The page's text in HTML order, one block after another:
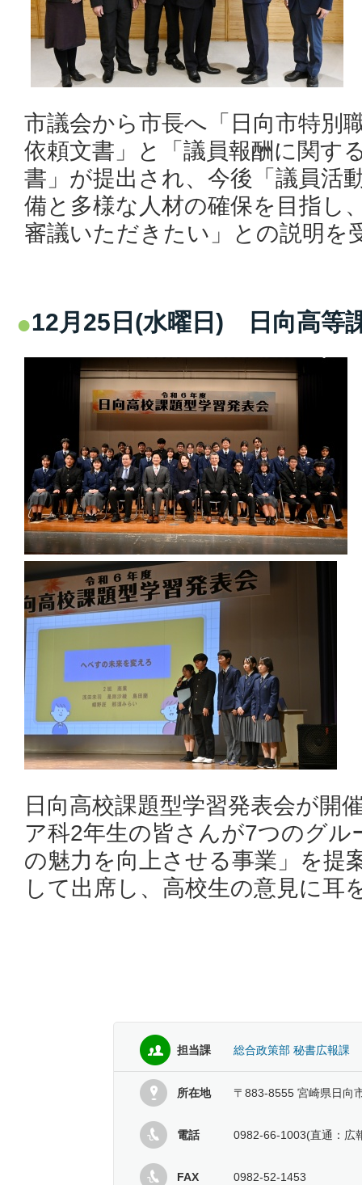
市議会から市長へ「日向市特別
依頼文書」と「議員報酬に関す
書」が提出され、今後「議員活
備と多様な人材の確保を目指し
審議いただきたい」との説明を
12月25日(水曜日) 日向高
日向高校課題型学習発表会が開
ア科2年生の皆さんが7つのグル
の魅力を向上させる事業」を提
して出席し、高校生の意見に耳
担当課 総合政策部 秘書広報課
所在地 〒883-8555 宮崎県日向
電話 0982-66-1003(直通：広
FAX 0982-52-1453